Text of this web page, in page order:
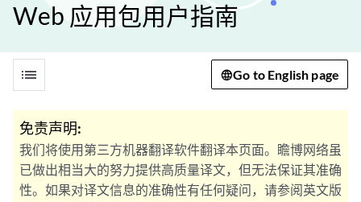
Web 应用包用户指南
list Go to English page
免责声明:
我们将使用第三方机器翻译软件翻译本页面。瞻博网络虽
已做出相当大的努力提供高质量译文，但无法保证其准确
性。如果对译文信息的准确性有任何疑问，请参阅英文版